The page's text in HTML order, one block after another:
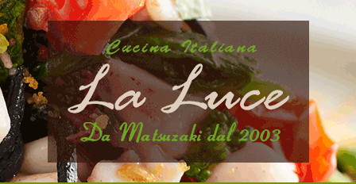
府中のイタリア料理『ラ・ルー
チェ』の最新情報
府中市、国分寺、調布などから近いイ
タリア料理『ラ・ルーチェ』のブログ
です。旬の食材の入荷情報や、新メニ
ュー・限定メニューなどの最新情報、
アルバイトさんや調理スタッフの求人
情報まで幅広く当店の情報をお届けい
たします。